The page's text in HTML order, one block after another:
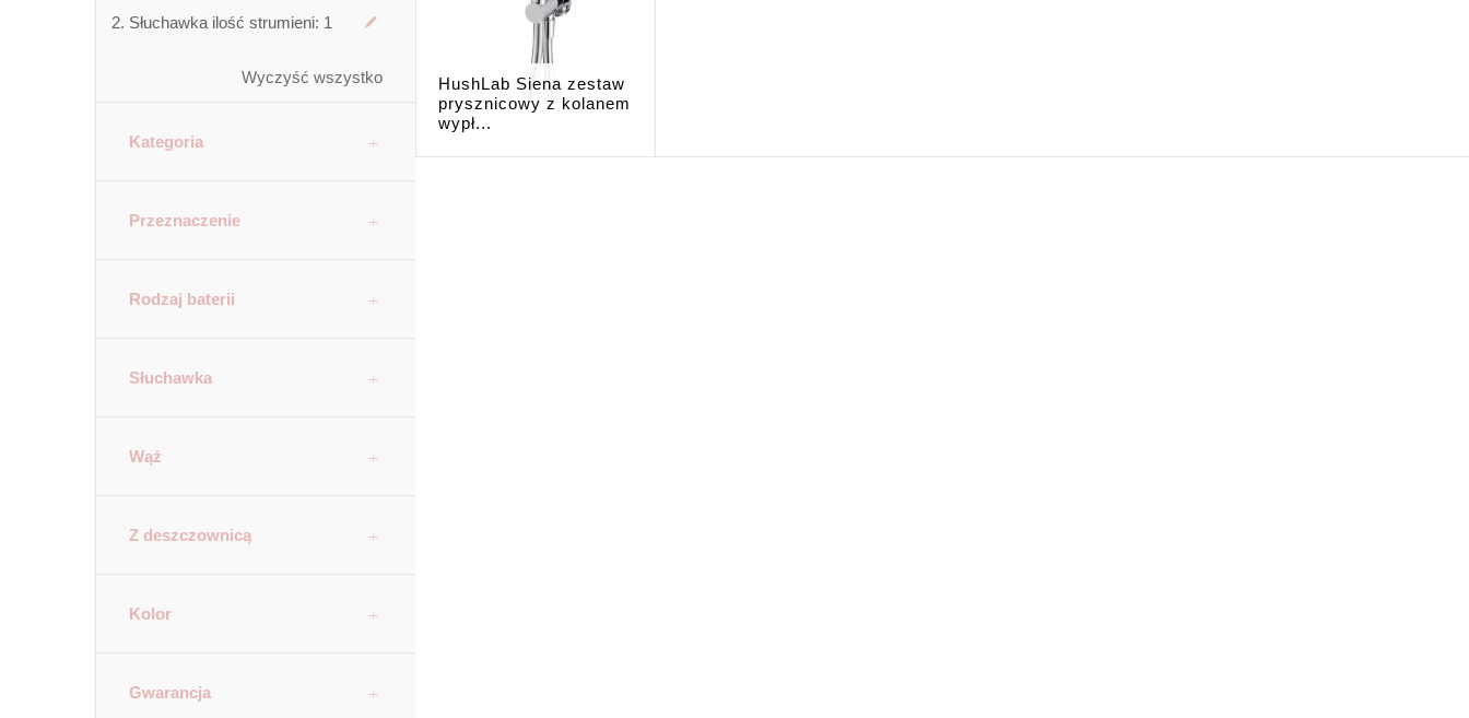
Słuchawka ilość strumieni: 1
Wyczyść wszystko
Kategoria
Przeznaczenie
Rodzaj baterii
Słuchawka
Wąż
Z deszczownicą
Kolor
Gwarancja
HushLab Siena zestaw
prysznicowy z kolanem
wypł...